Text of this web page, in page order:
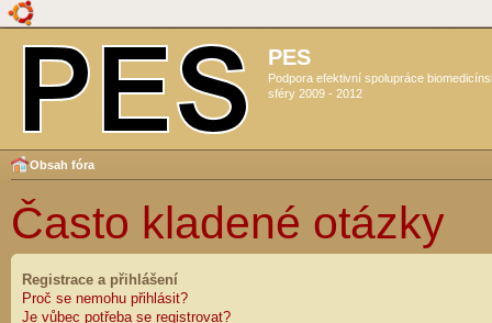
PES
Podpora efektivní spolupráce
sféry 2009 - 2012
Obsah fóra
Často kladené otázky
Registrace a přihlášení
Proč se nemohu přihlásit?
Je vůbec potřeba se registrovat?